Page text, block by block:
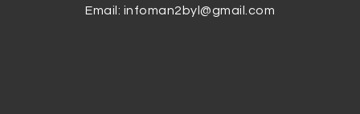
Email: infoman2byl@gmail.com